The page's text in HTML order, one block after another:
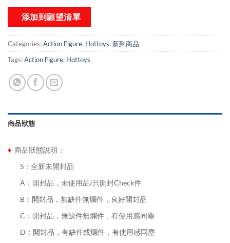
添加到願望清單
Categories:Action Figure, Hottoys, 新到商品​
Tags:Action Figure, Hottoys
商品狀態
♦ 商品狀態說明：
S：全新未開封品
A：開封品，未使用品/只開封Check件
B：開封品，無缺件無爛件，良好開封品
C：開封品，無缺件無爛件，有使用感同塵
D：開封品，有缺件或爛件，有使用感同塵